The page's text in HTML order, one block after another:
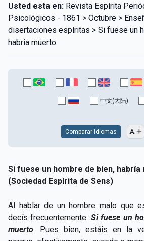
Usted esta en: Revista Espírita
Psicológicos - 1861 > Octubre >
disertaciones espíritas > Si fuese un
habría muerto
中文(大陆)
Comparar Idiomas
Si fuese un hombre de bien, habría
(Sociedad Espírita de Sens)
Al hablar de un hombre malo que
decís frecuentemente: Si fuese un
muerto. Pues bien, estáis en la